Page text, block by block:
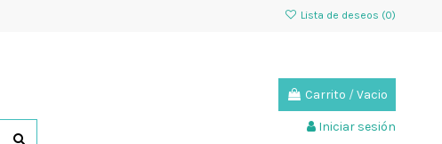
Lista de deseos (0)
Carrito /Vacio
Iniciar sesión